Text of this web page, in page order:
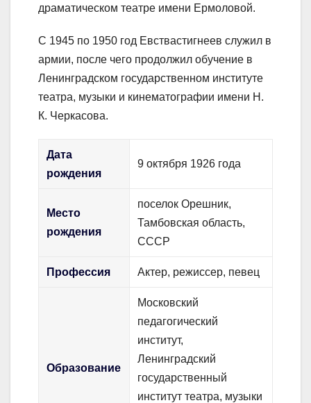
драматическом театре имени Ермоловой.
С 1945 по 1950 год Евствастигнеев служил в
армии, после чего продолжил обучение в
Ленинградском государственном институте
театра, музыки и кинематографии имени Н.
К. Черкасова.
Дата
рождения
9 октября 1926 года
Место
рождения
поселок Орешник,
Тамбовская область,
СССР
Профессия Актер, режиссер, певец
Образование
Московский
педагогический
институт,
Ленинградский
государственный
институт театра, музыки